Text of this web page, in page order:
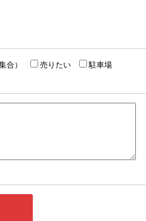
合） 売りたい
駐車場